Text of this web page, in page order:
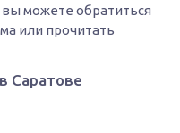
вы можете обратиться
или прочитать
Саратове